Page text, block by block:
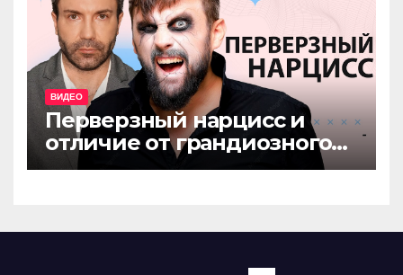
ВИДЕО
Перверзный нарцисс и
отличие от грандиозного
нарцисса